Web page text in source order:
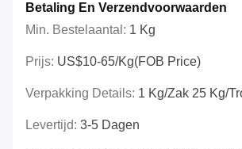
Betaling En Verzendvoorwaarden
Min. Bestelaantal: 1 Kg
Prijs: US$10-65/kg(FOB Price)
Verpakking Details: 1 Kg/zak 25 Kg/
Levertijd: 3-5 Dagen